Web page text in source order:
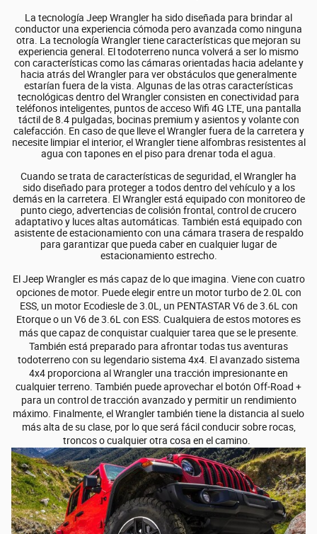
La tecnología Jeep Wrangler ha sido diseñada para brindar al
conductor una experiencia cómoda pero avanzada como ninguna
otra. La tecnología Wrangler tiene características que mejoran su
experiencia general. El todoterreno nunca volverá a ser lo mismo
con características como las cámaras orientadas hacia adelante y
hacia atrás del Wrangler para ver obstáculos que generalmente
estarían fuera de la vista. Algunas de las otras características
tecnológicas dentro del Wrangler consisten en conectividad para
teléfonos inteligentes, puntos de acceso Wifi 4G LTE, una pantalla
táctil de 8.4 pulgadas, bocinas premium y asientos y volante con
calefacción. En caso de que lleve el Wrangler fuera de la carretera y
necesite limpiar el interior, el Wrangler tiene alfombras resistentes al
agua con tapones en el piso para drenar toda el agua.
Cuando se trata de características de seguridad, el Wrangler ha
sido diseñado para proteger a todos dentro del vehículo y a los
demás en la carretera. El Wrangler está equipado con monitoreo de
punto ciego, advertencias de colisión frontal, control de crucero
adaptativo y luces altas automáticas. También está equipado con
asistente de estacionamiento con una cámara trasera de respaldo
para garantizar que pueda caber en cualquier lugar de
estacionamiento estrecho.
El Jeep Wrangler es más capaz de lo que imagina. Viene con cuatro
opciones de motor. Puede elegir entre un motor turbo de 2.0L con
ESS, un motor Ecodiesle de 3.0L, un PENTASTAR V6 de 3.6L con
Etorque o un V6 de 3.6L con ESS. Cualquiera de estos motores es
más que capaz de conquistar cualquier tarea que se le presente.
También está preparado para afrontar todas tus aventuras
todoterreno con su legendario sistema 4x4. El avanzado sistema
4x4 proporciona al Wrangler una tracción impresionante en
cualquier terreno. También puede aprovechar el botón Off-Road +
para un control de tracción avanzado y permitir un rendimiento
máximo. Finalmente, el Wrangler también tiene la distancia al suelo
más alta de su clase, por lo que será fácil conducir sobre rocas,
troncos o cualquier otra cosa en el camino.